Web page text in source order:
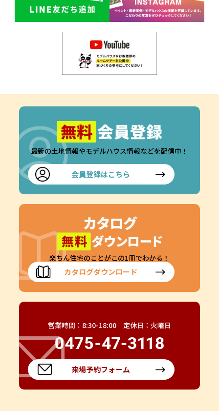
最新の土地情報やモデルハウス情報などを配信中！
会員登録はこちら
楽ちん住宅のことがこの1冊でわかる！
カタログダウンロード
営業時間：8:30-18:00 定休日：火曜日
来場予約フォーム